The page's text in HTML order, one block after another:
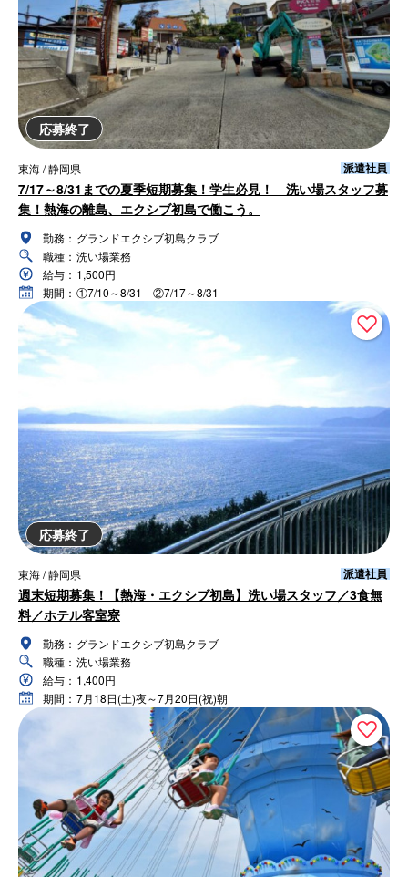
応募終了
東海 / 静岡県 派遣社員
7/17～8/31までの夏季短期募集！学生必見！ 洗い場スタッフ募
集！熱海の離島、エクシブ初島で働こう。
勤務： グランドエクシブ初島クラブ
職種： 洗い場業務
給与： 1,500円
期間： ①7/10～8/31 ②7/17～8/31
応募終了
東海 / 静岡県 派遣社員
週末短期募集！【熱海・エクシブ初島】洗い場スタッフ／3食無
料／ホテル客室寮
勤務： グランドエクシブ初島クラブ
職種： 洗い場業務
給与： 1,400円
期間： 7月18日(土)夜～7月20日(祝)朝